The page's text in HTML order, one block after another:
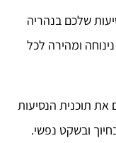
שלכם בנהריה
ומהירה לכל
את תוכנית הנסיעות
ובשקט נפשי.